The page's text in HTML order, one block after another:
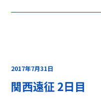
2017年7月31日
関西遠征 2日目